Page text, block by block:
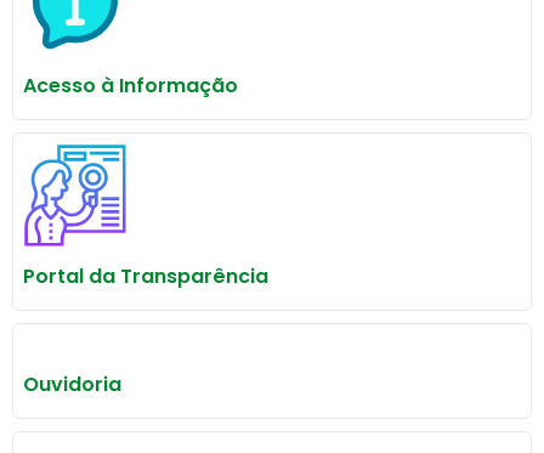
Acesso à Informação
Portal da Transparência
Ouvidoria